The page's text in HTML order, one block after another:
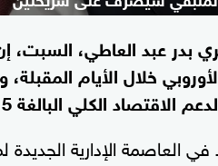
خلال الأيام
الكلي ‌البالغة 5 مليارات يورو.
‌الإدارية الجديدة